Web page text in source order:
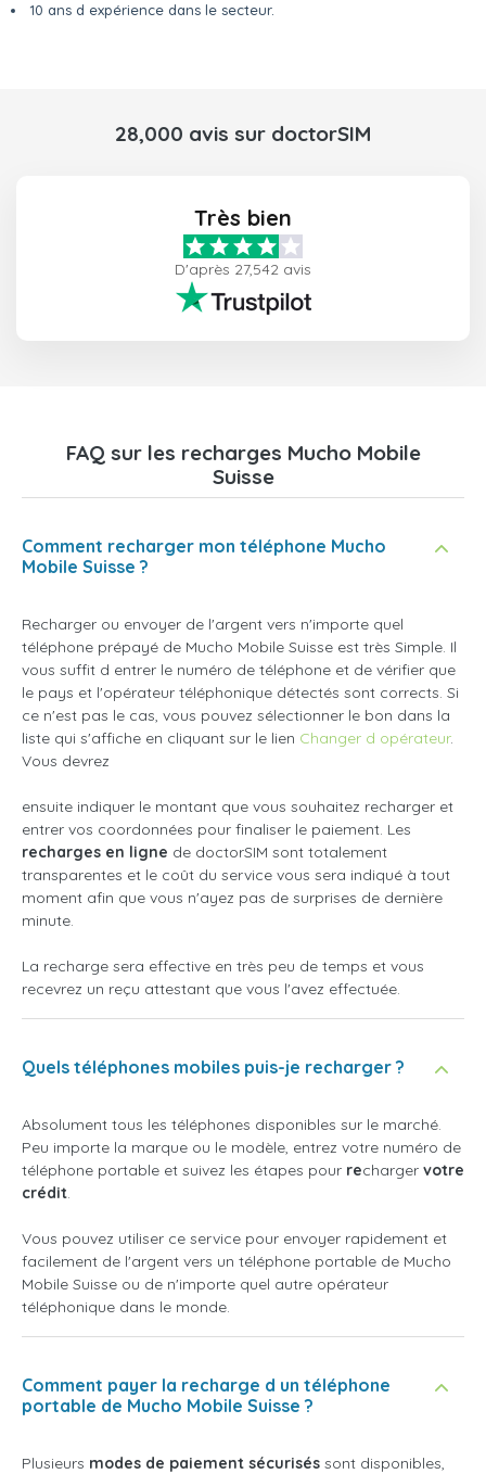
10 ans d expérience dans le secteur.
28,000 avis sur doctorSIM
Très bien
D'après 27,542 avis
FAQ sur les recharges Mucho Mobile
Suisse
Comment recharger mon téléphone Mucho
Mobile Suisse ?
Recharger ou envoyer de l'argent vers n'importe quel
téléphone prépayé de Mucho Mobile Suisse est très Simple. Il
vous suffit d entrer le numéro de téléphone et de vérifier que
le pays et l'opérateur téléphonique détectés sont corrects. Si
ce n'est pas le cas, vous pouvez sélectionner le bon dans la
liste qui s'affiche en cliquant sur le lien Changer d opérateur.
Vous devrez
ensuite indiquer le montant que vous souhaitez recharger et
entrer vos coordonnées pour finaliser le paiement. Les
recharges en ligne de doctorSIM sont totalement
transparentes et le coût du service vous sera indiqué à tout
moment afin que vous n'ayez pas de surprises de dernière
minute.
La recharge sera effective en très peu de temps et vous
recevrez un reçu attestant que vous l'avez effectuée.
Quels téléphones mobiles puis-je recharger ?
Absolument tous les téléphones disponibles sur le marché.
Peu importe la marque ou le modèle, entrez votre numéro de
téléphone portable et suivez les étapes pour recharger votre
crédit.
Vous pouvez utiliser ce service pour envoyer rapidement et
facilement de l'argent vers un téléphone portable de Mucho
Mobile Suisse ou de n'importe quel autre opérateur
téléphonique dans le monde.
Comment payer la recharge d un téléphone
portable de Mucho Mobile Suisse ?
Plusieurs modes de paiement sécurisés sont disponibles,